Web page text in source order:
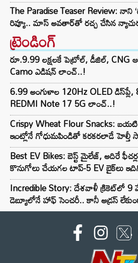
The Paradise Teaser Review: నాని
రివ్యూ.. మాస్ అవతార్‌తో రచ్చ చేసిన
ట్రెండింగ్‌
రూ.9.99 లక్షలకే పెట్రోల్, డీజిల్, CNG
Camo ఎడిషన్ లాంచ్..!
6.99 అంగుళాల 120Hz OLED
REDMI Note 17 5G లాంచ్..!
Crispy Wheat Flour Snacks:
ఇంట్లోనే గోధుమపిండితో కరకరలాడే హెల్తీ
Best EV Bikes: బెస్ట్ మైలేజ్, అదిరే
కొనుగోలు చేయగల టాప్-5 EV బైక్‌లు
Incredible Story: దేశవాళీ క్రికెట్‌లో
డెబ్యూలోనే హాఫ్ సెంచరీ.. కానీ అడ్రస్